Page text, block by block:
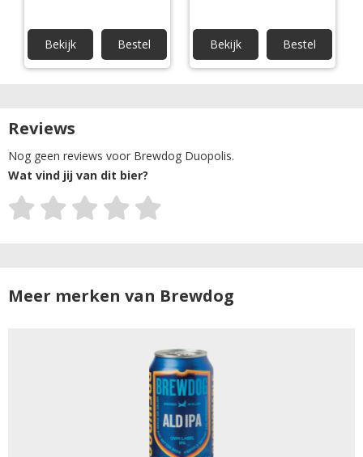
Bekijk Bestel Bekijk Bestel
Reviews
Nog geen reviews voor Brewdog Duopolis.
Wat vind jij van dit bier?
Meer merken van Brewdog